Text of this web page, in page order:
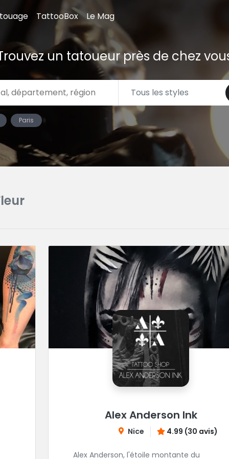
TattooBox Le Mag
un tatoueur près de chez
Paris
Alex Anderson Ink
Nice 4.99 (30 avis)
Alex Anderson, l'étoile montante du